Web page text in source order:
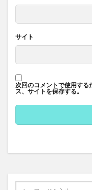
サイト
次回のコメントで使用する
ス、サイトを保存する。